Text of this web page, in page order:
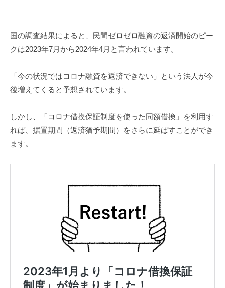
国の調査結果によると、民間ゼロゼロ融資の返済開始のピー
クは2023年7月から2024年4月と言われています。
「今の状況ではコロナ融資を返済できない」という法人が今
後増えてくると予想されています。
しかし、「コロナ借換保証制度を使った同額借換」を利用す
れば、据置期間（返済猶予期間）をさらに延ばすことができ
ます。